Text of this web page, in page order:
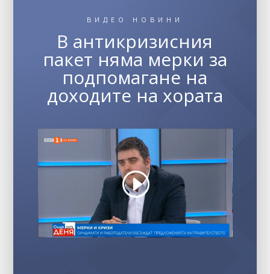
ВИДЕО НОВИНИ
В антикризисния
пакет няма мерки за
подпомагане на
доходите на хората